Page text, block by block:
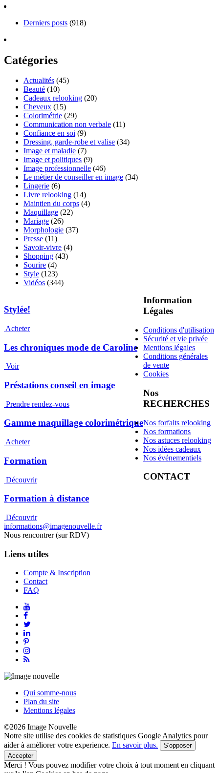
Derniers posts (918)
Catégories
Actualités (45)
Beauté (10)
Cadeaux relooking (20)
Cheveux (15)
Colorimétrie (29)
Communication non verbale (11)
Confiance en soi (9)
Dressing, garde-robe et valise (34)
Image et maladie (7)
Image et politiques (9)
Image professionnelle (46)
Le métier de conseiller en image (34)
Lingerie (6)
Livre relooking (14)
Maintien du corps (4)
Maquillage (22)
Mariage (26)
Morphologie (37)
Presse (11)
Savoir-vivre (4)
Shopping (43)
Sourire (4)
Style (123)
Vidéos (344)
Stylée!
Acheter
Les chroniques mode de Caroline
Voir
Préstations conseil en image
Prendre rendez-vous
Gamme maquillage colorimétrique
Acheter
Formation
Découvrir
Formation à distance
Découvrir
Information
Légales
Conditions d'utilisation
Sécurité et vie privée
Mentions légales
Conditions générales
de vente
Cookies
Nos
RECHERCHES
Nos forfaits relooking
Nos formations
Nos astuces relooking
Nos idées cadeaux
Nos événementiels
CONTACT
informations@imagenouvelle.fr
Nous rencontrer (sur RDV)
Liens utiles
Compte & Inscription
Contact
FAQ
Qui somme-nous
Plan du site
Mentions légales
©2026 Image Nouvelle
Notre site utilise des cookies de statistiques Google Analytics pour
aider à améliorer votre experience. En savoir plus.
S'opposer
Accepter
Merci ! Vous pouvez modifier votre choix à tout moment en cliquant